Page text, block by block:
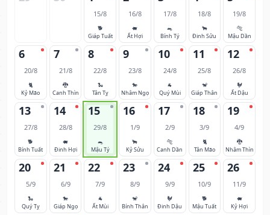
15/8
🐕
Giáp Tuất
16/8
🐖
Ất Hợi
17/8
🐀
Bính Tý
18/8
🐂
Đinh Sửu
19/8
🐅
Mậu Dần
6
20/8
🐈
Kỷ Mão
7
21/8
🐉
Canh Thìn
8
22/8
🐍
Tân Tỵ
9
23/8
🐎
Nhâm Ngọ
10
24/8
🐐
Quý Mùi
11
25/8
🐒
Giáp Thân
12
26/8
🐓
Ất Dậu
13
27/8
🐕
Bính Tuất
14
28/8
🐖
Đinh Hợi
15
29/8
🐀
Mậu Tý
16
1/9
🐂
Kỷ Sửu
17
2/9
🐅
Canh Dần
18
3/9
🐈
Tân Mão
19
4/9
🐉
Nhâm Thìn
20
5/9
🐍
Quý Tỵ
21
6/9
🐎
Giáp Ngọ
22
7/9
🐐
Ất Mùi
23
8/9
🐒
Bính Thân
24
9/9
🐓
Đinh Dậu
25
10/9
🐕
Mậu Tuất
26
11/9
🐖
Kỷ Hợi